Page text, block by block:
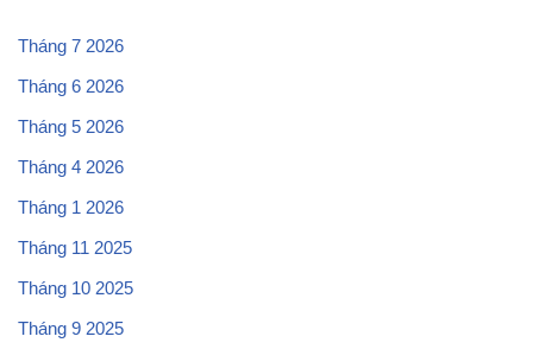
Tháng 7 2026
Tháng 6 2026
Tháng 5 2026
Tháng 4 2026
Tháng 1 2026
Tháng 11 2025
Tháng 10 2025
Tháng 9 2025